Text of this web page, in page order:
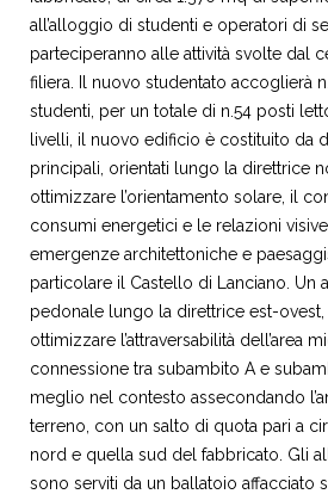
all’alloggio di studenti e operatori di
parteciperanno alle attività svolte dal
filiera. Il nuovo studentato accoglierà
studenti, per un totale di n.54 posti
livelli, il nuovo edificio è costituito da
principali, orientati lungo la direttrice
ottimizzare l’orientamento solare, il
consumi energetici e le relazioni
emergenze architettoniche e
particolare il Castello di Lanciano. Un
pedonale lungo la direttrice est-
ottimizzare l’attraversabilità dell’area
connessione tra subambito A e
meglio nel contesto assecondando
terreno, con un salto di quota pari a
nord e quella sud del fabbricato. Gli
sono serviti da un ballatoio affacciato